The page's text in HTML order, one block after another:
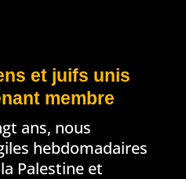
et juifs unis
membre
ans, nous
hebdomadaires
Palestine et